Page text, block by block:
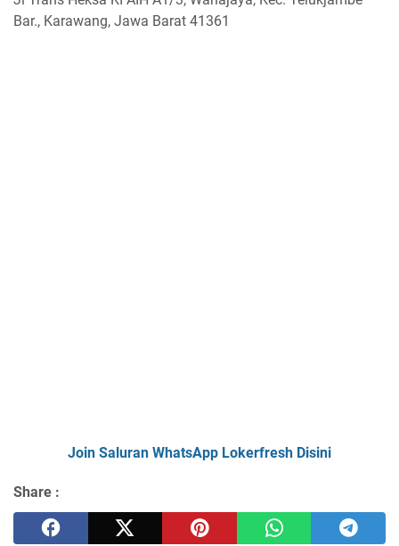
Bar., Karawang, Jawa Barat 41361
Join Saluran WhatsApp Lokerfresh Disini
Share :